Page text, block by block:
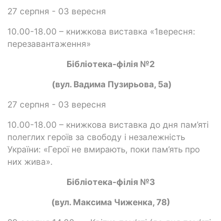
27 серпня - 03 вересня
10.00-18.00 – книжкова виставка «1вересня:
перезавантаження»
Бібліотека-філія №2
(вул. Вадима Пузирьова, 5а)
27 серпня - 03 вересня
10.00-18.00 – книжкова виставка до дня пам’яті
полеглих героїв за свободу і незалежність
України: «Герої не вмирають, поки пам’ять про
них жива».
Бібліотека-філія №3
(вул. Максима Чиженка, 78)